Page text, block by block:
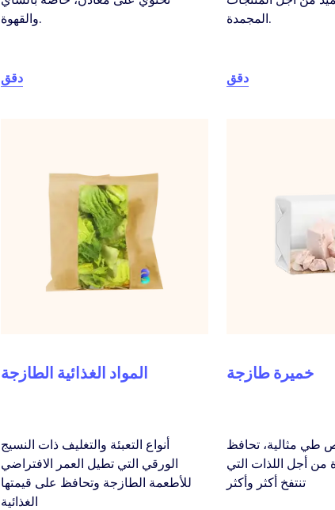
والقهوة.
دقق
المجمدة.
دقق
المواد الغذائية الطازجة
أنواع التعبئة والتغليف ذات النسيج
الورقي التي تطيل العمر الافتراضي
للأطعمة الطازجة وتحافظ على قيمتها
الغذائية
خميرة طازجة
طي مثالية، تحافظ
أجل اللذات التي
تنتفخ أكثر وأكثر